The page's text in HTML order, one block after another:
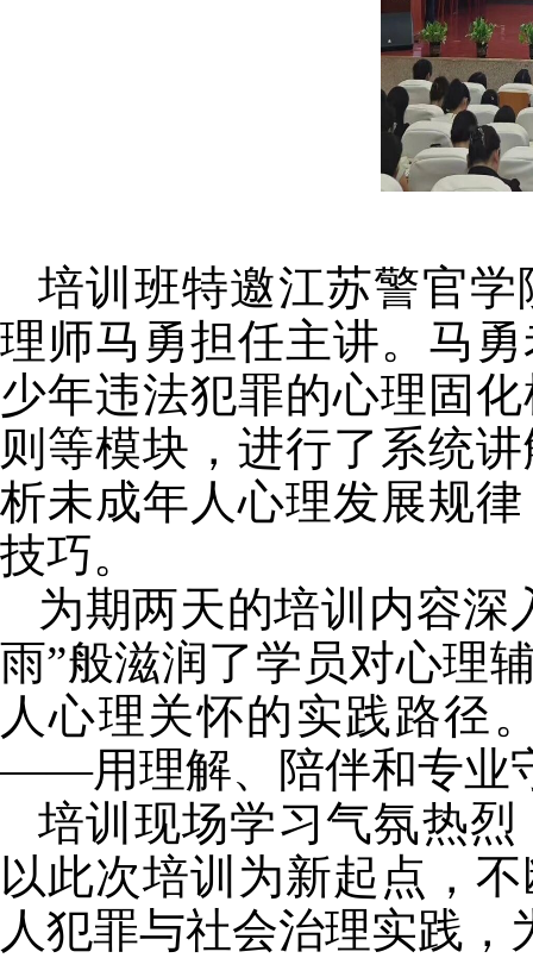
培训班特邀江苏警官
理师马勇担任主讲。马
少年违法犯罪的心理固
则等模块，进行了系统
析未成年人心理发展规
技巧。
为期两天的培训内容深
雨”般滋润了学员对心理
人心理关怀的实践路径
——用理解、陪伴和专业
培训现场学习气氛热
以此次培训为新起点，
人犯罪与社会治理实践